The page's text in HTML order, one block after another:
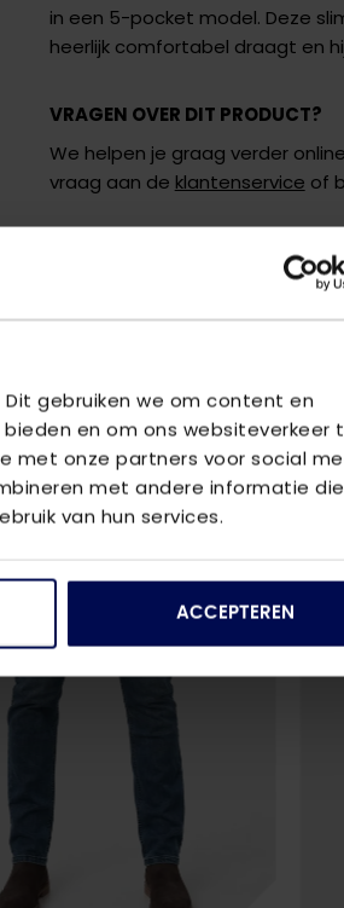
gebruiken we om content en
en om ons websiteverkeer
met onze partners voor social
met andere informatie
van hun services.
ACCEPTEREN
in een 5-pocket model. Deze
heerlijk comfortabel draagt en
VRAGEN OVER DIT PRODUCT?
We helpen je graag verder
vraag aan de klantenservice of